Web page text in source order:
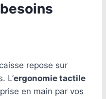
repose sur
L’ergonomie tactile
en main par vos